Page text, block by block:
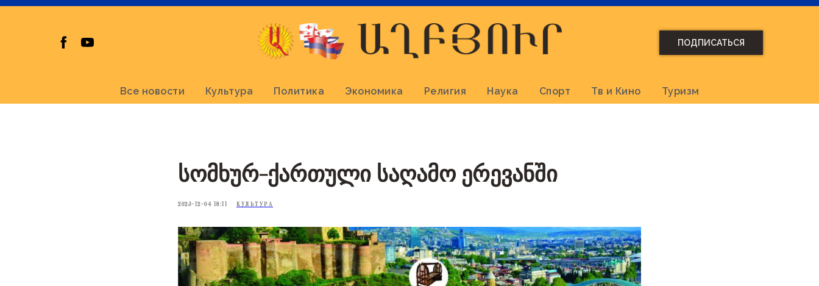
ПОДПИСАТЬСЯ
Все новости Культура Политика Экономика Религия Наука Спорт Тв и Кино Туризм
სომხურ-ქართული საღამო ერევანში
2023-12-04 18:11 КУЛЬТУРА